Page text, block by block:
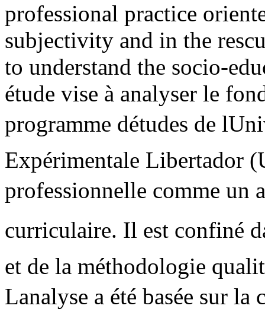
professional practice
subjectivity and in the
to understand the socio-
étude vise à analyser le
programme détudes de
Expérimentale Libertador
professionnelle comme un
curriculaire. Il est confiné
et de la méthodologie
Lanalyse a été basée sur